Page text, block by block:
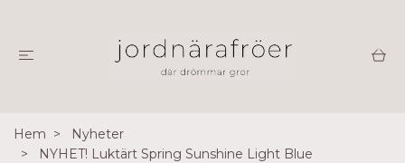
Hem
Nyheter
NYHET! Luktärt Spring Sunshine Light Blue